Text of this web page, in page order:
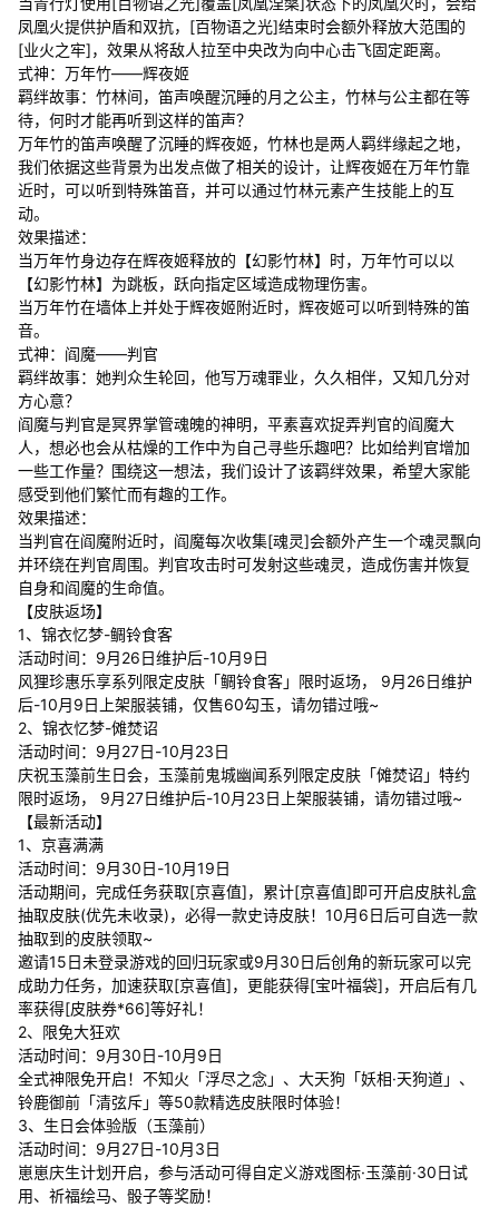
凤凰火提供护盾和双抗，[百物语之光]结束时会额外释放大范围的
[业火之牢]，效果从将敌人拉至中央改为向中心击飞固定距离。
式神：万年竹——辉夜姬
羁绊故事：竹林间，笛声唤醒沉睡的月之公主，竹林与公主都在等
待，何时才能再听到这样的笛声？
万年竹的笛声唤醒了沉睡的辉夜姬，竹林也是两人羁绊缘起之地，
我们依据这些背景为出发点做了相关的设计，让辉夜姬在万年竹靠
近时，可以听到特殊笛音，并可以通过竹林元素产生技能上的互
动。
效果描述：
当万年竹身边存在辉夜姬释放的【幻影竹林】时，万年竹可以以
【幻影竹林】为跳板，跃向指定区域造成物理伤害。
当万年竹在墙体上并处于辉夜姬附近时，辉夜姬可以听到特殊的笛
音。
式神：阎魔——判官
羁绊故事：她判众生轮回，他写万魂罪业，久久相伴，又知几分对
方心意？
阎魔与判官是冥界掌管魂魄的神明，平素喜欢捉弄判官的阎魔大
人，想必也会从枯燥的工作中为自己寻些乐趣吧？比如给判官增加
一些工作量？围绕这一想法，我们设计了该羁绊效果，希望大家能
感受到他们繁忙而有趣的工作。
效果描述：
当判官在阎魔附近时，阎魔每次收集[魂灵]会额外产生一个魂灵飘向
并环绕在判官周围。判官攻击时可发射这些魂灵，造成伤害并恢复
自身和阎魔的生命值。
【皮肤返场】
1、锦衣忆梦-鲷铃食客
活动时间：9月26日维护后-10月9日
风狸珍惠乐享系列限定皮肤「鲷铃食客」限时返场， 9月26日维护
后-10月9日上架服装铺，仅售60勾玉，请勿错过哦~
2、锦衣忆梦-傩焚诏
活动时间：9月27日-10月23日
庆祝玉藻前生日会，玉藻前鬼城幽闻系列限定皮肤「傩焚诏」特约
限时返场， 9月27日维护后-10月23日上架服装铺，请勿错过哦~
【最新活动】
1、京喜满满
活动时间：9月30日-10月19日
活动期间，完成任务获取[京喜值]，累计[京喜值]即可开启皮肤礼盒
抽取皮肤(优先未收录)，必得一款史诗皮肤！10月6日后可自选一款
抽取到的皮肤领取~
邀请15日未登录游戏的回归玩家或9月30日后创角的新玩家可以完
成助力任务，加速获取[京喜值]，更能获得[宝叶福袋]，开启后有几
率获得[皮肤券*66]等好礼！
2、限免大狂欢
活动时间：9月30日-10月9日
全式神限免开启！不知火「浮尽之念」、大天狗「妖相·天狗道」、
铃鹿御前「清弦斥」等50款精选皮肤限时体验！
3、生日会体验版（玉藻前）
活动时间：9月27日-10月3日
崽崽庆生计划开启，参与活动可得自定义游戏图标·玉藻前·30日试
用、祈福绘马、骰子等奖励！